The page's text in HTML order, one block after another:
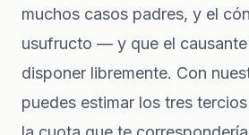
muchos casos padres, y el
usufructo — y que el
disponer libremente. Con
puedes estimar los tres